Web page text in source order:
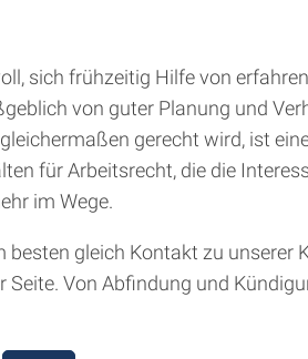
sich frühzeitig Hilfe von
von guter Planung und
gerecht wird, ist
für Arbeitsrecht, die die
im Wege.
gleich Kontakt zu unserer
Von Abfindung und